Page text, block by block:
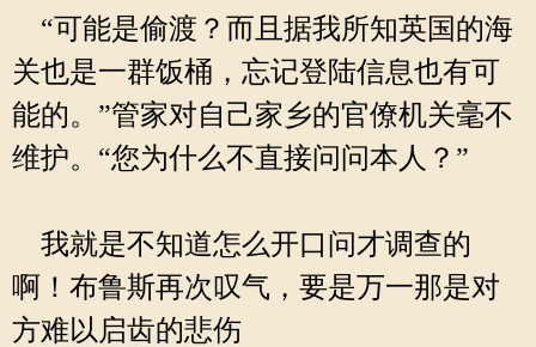
“可能是偷渡？而且据我所知英国的海
关也是一群饭桶，忘记登陆信息也有可
能的。”管家对自己家乡的官僚机关毫不
维护。“您为什么不直接问问本人？”
我就是不知道怎么开口问才调查的
啊！布鲁斯再次叹气，要是万一那是对
方难以启齿的悲伤